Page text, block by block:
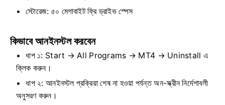
স্টোরেজ: ৫০ মেগাবাইট ফ্রি ড্রাইভ স্পেস
কিভাবে আনইনস্টল করবেন
ধাপ ১: Start → All Programs → MT4 → Uninstall এ
ক্লিক করুন।
ধাপ ২: আনইনস্টল প্রক্রিয়া শেষ না হওয়া পর্যন্ত অন-স্ক্রীন নির্দেশাবলী
অনুসরণ করুন।